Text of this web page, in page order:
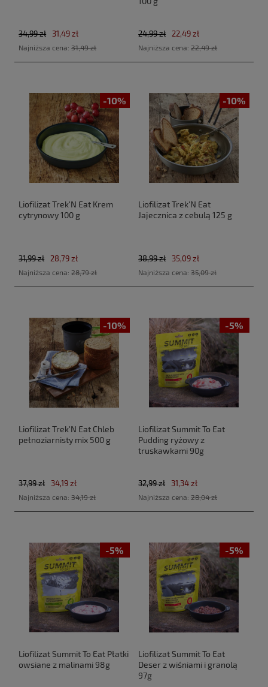
31,49 zł
34,99 zł
Najniższa cena:31,49 zł
22,49 zł
24,99 zł
Najniższa cena:22,49 zł
-10%
Liofilizat Trek'N Eat Krem
cytrynowy 100 g
28,79 zł
31,99 zł
Najniższa cena:28,79 zł
-10%
Liofilizat Trek'N Eat
Jajecznica z cebulą 125 g
35,09 zł
38,99 zł
Najniższa cena:35,09 zł
-10%
Liofilizat Trek'N Eat Chleb
pełnoziarnisty mix 500 g
34,19 zł
37,99 zł
Najniższa cena:34,19 zł
-5%
Liofilizat Summit To Eat
Pudding ryżowy z
truskawkami 90g
31,34 zł
32,99 zł
Najniższa cena:28,04 zł
-5%
Liofilizat Summit To Eat Płatki
owsiane z malinami 98g
-5%
Liofilizat Summit To Eat
Deser z wiśniami i granolą
97g